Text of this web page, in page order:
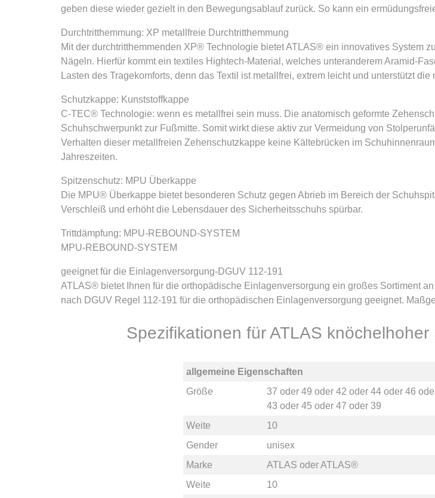
geben diese wieder gezielt in den Bewegungsablauf zurück. So kann ein
Durchtritthemmung: XP metallfreie Durchtritthemmung
Mit der durchtritthemmenden XP® Technologie bietet ATLAS® ein innovatives System
Nägeln. Hierfür kommt ein textiles Hightech-Material, welches unteranderem Aramid-
Lasten des Tragekomforts, denn das Textil ist metallfrei, extrem leicht und unterstützt
Schutzkappe: Kunststoffkappe
C-TEC® Technologie: wenn es metallfrei sein muss. Die anatomisch geformte
Schuhschwerpunkt zur Fußmitte. Somit wirkt diese aktiv zur Vermeidung von
Verhalten dieser metallfreien Zehenschutzkappe keine Kältebrücken im
Jahreszeiten.
Spitzenschutz: MPU Überkappe
Die MPU® Überkappe bietet besonderen Schutz gegen Abrieb im Bereich der
Verschleiß und erhöht die Lebensdauer des Sicherheitsschuhs spürbar.
Trittdämpfung: MPU-REBOUND-SYSTEM
MPU-REBOUND-SYSTEM
geeignet für die Einlagenversorgung-DGUV 112-191
ATLAS® bietet Ihnen für die orthopädische Einlagenversorgung ein großes Sortiment
nach DGUV Regel 112-191 für die orthopädischen Einlagenversorgung geeignet.
Spezifikationen für ATLAS
allgemeine Eigenschaften
Größe
37 oder 49 oder 42 oder 44oder 46
43 oder 45 oder 47 oder 39
Weite
10
Gender
unisex
Marke
ATLAS oderATLAS®
Weite
10